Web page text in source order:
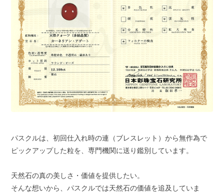
パスクルは、初回仕入れ時の連（ブレスレット）から無作為で
ピックアップした粒を、専門機関に送り鑑別しています。
天然石の真の美しさ・価値を提供したい。
そんな想いから、パスクルでは天然石の価値を追及していま